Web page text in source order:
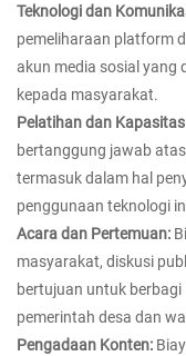
Teknologi dan
pemeliharaan platform
akun media sosial yang
kepada masyarakat.
Pelatihan dan
bertanggung jawab
termasuk dalam hal
penggunaan teknologi
Acara dan Pertemuan:
masyarakat, diskusi
bertujuan untuk
pemerintah desa dan
Pengadaan Konten: